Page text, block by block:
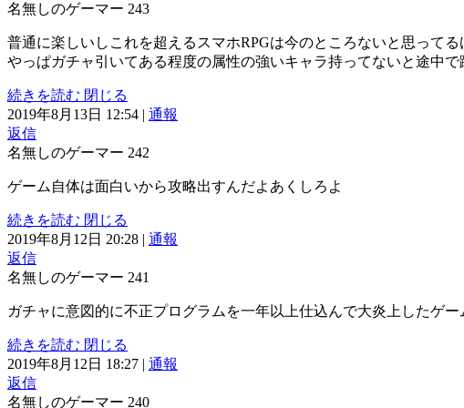
名無しのゲーマー 243
普通に楽しいしこれを超えるスマホRPGは今のところないと思って
やっぱガチャ引いてある程度の属性の強いキャラ持ってないと途中で
続きを読む 閉じる
2019年8月13日 12:54 | 通報
返信
名無しのゲーマー 242
ゲーム自体は面白いから攻略出すんだよあくしろよ
続きを読む 閉じる
2019年8月12日 20:28 | 通報
返信
名無しのゲーマー 241
ガチャに意図的に不正プログラムを一年以上仕込んで大炎上したゲー
続きを読む 閉じる
2019年8月12日 18:27 | 通報
返信
名無しのゲーマー 240